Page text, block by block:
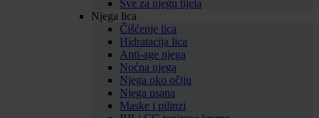
Sve za njegu tijela
Njega lica
Čišćenje lica
Hidratacija lica
Anti-age njega
Noćna njega
Njega oko očiju
Njega usana
Maske i pilinzi